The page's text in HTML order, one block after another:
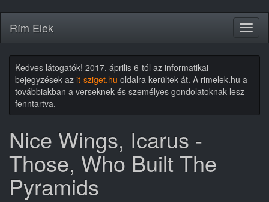
tartalomra
Rím Elek
Kedves látogatók! 2017. április 6-tól az informatikai
bejegyzések az it-sziget.hu oldalra kerültek át. A rimelek.hu a
továbbiakban a verseknek és személyes gondolatoknak lesz
fenntartva.
Nice Wings, Icarus -
Those, Who Built The
Pyramids